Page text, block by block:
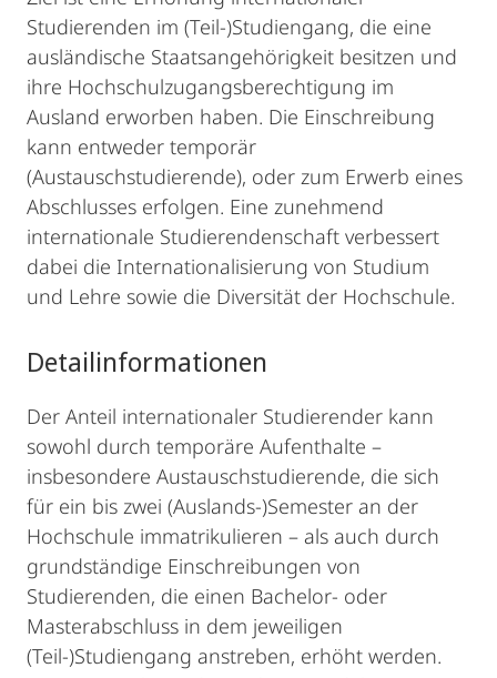
Studierenden im (Teil-)Studiengang, die eine
ausländische Staatsangehörigkeit besitzen und
ihre Hochschulzugangsberechtigung im
Ausland erworben haben. Die Einschreibung
kann entweder temporär
(Austauschstudierende), oder zum Erwerb eines
Abschlusses erfolgen. Eine zunehmend
internationale Studierendenschaft verbessert
dabei die Internationalisierung von Studium
und Lehre sowie die Diversität der Hochschule.
Detailinformationen
Der Anteil internationaler Studierender kann
sowohl durch temporäre Aufenthalte –
insbesondere Austauschstudierende, die sich
für ein bis zwei (Auslands-)Semester an der
Hochschule immatrikulieren – als auch durch
grundständige Einschreibungen von
Studierenden, die einen Bachelor- oder
Masterabschluss in dem jeweiligen
(Teil-)Studiengang anstreben, erhöht werden.